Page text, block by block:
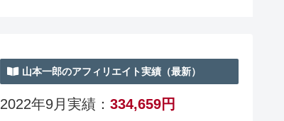
山本一郎のアフィリエイト実績（最新）
2022年9月実績： 334,659円